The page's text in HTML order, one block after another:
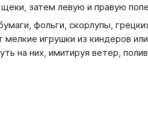
затем левую и правую
фольги, скорлупы,
игрушки из киндеров
на них, имитируя ветер,